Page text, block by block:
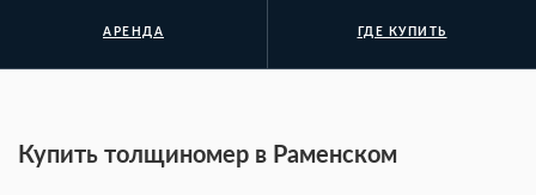
АРЕНДА ГДЕ КУПИТЬ
Купить толщиномер в Раменском